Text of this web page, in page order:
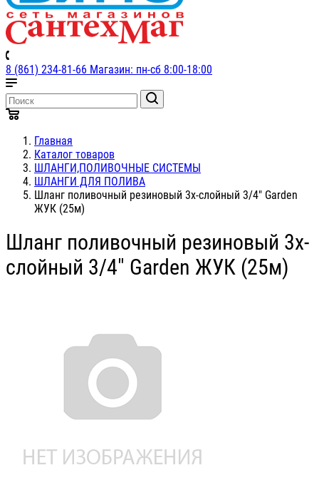
8 (861) 234-81-66 Магазин: пн-сб 8:00-18:00
Главная
Каталог товаров
ШЛАНГИ,ПОЛИВОЧНЫЕ СИСТЕМЫ
ШЛАНГИ ДЛЯ ПОЛИВА
Шланг поливочный резиновый 3х-слойный 3/4" Garden
ЖУК (25м)
Шланг поливочный резиновый 3х-
слойный 3/4" Garden ЖУК (25м)